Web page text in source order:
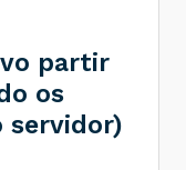
partir
os
servidor)